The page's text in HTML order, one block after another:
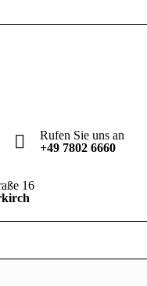
Rufen Sie uns an
+49 7802 6660
16